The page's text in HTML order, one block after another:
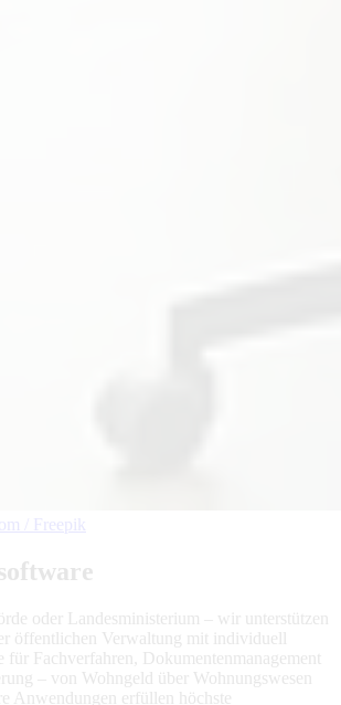
/ Freepik
oder Landesministerium – wir unterstützen
öffentlichen Verwaltung mit individuell
für Fachverfahren, Dokumentenmanagement
– von Wohngeld über Wohnungswesen
Anwendungen erfüllen höchste